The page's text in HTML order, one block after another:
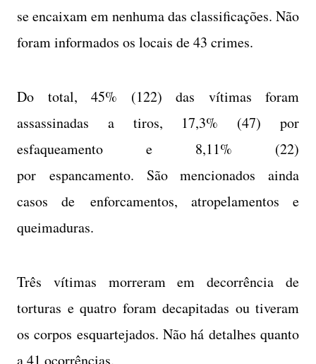
se encaixam em nenhuma das classificações. Não
foram informados os locais de 43 crimes.
Do total, 45% (122) das vítimas foram
assassinadas a tiros, 17,3% (47) por
esfaqueamento e 8,11% (22)
por espancamento. São mencionados ainda
casos de enforcamentos, atropelamentos e
queimaduras.
Três vítimas morreram em decorrência de
torturas e quatro foram decapitadas ou tiveram
os corpos esquartejados. Não há detalhes quanto
a 41 ocorrências.